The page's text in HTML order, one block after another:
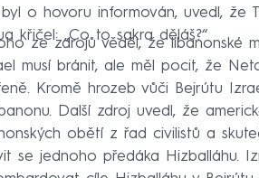
o hovoru informován, uvedl, že
křičel: „Co to sakra děláš?“
ze zdrojů věděl, že libanonské
musí bránit, ale měl pocit, že
Kromě hrozeb vůči Bejrútu
Další zdroj uvedl, že
obětí z řad civilistů a
se jednoho předáka Hizballáhu.